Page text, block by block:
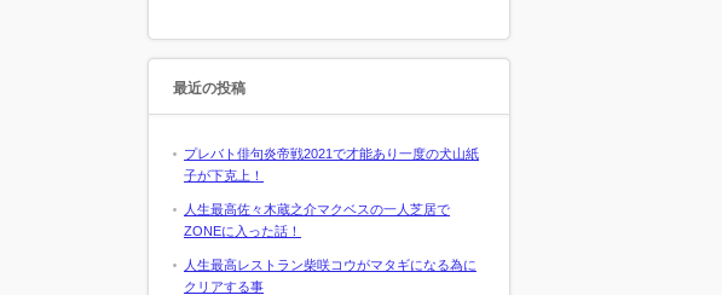
最近の投稿
プレバト俳句炎帝戦2021で才能あり一度の犬山紙
子が下克上！
人生最高佐々木蔵之介マクベスの一人芝居で
ZONEに入った話！
人生最高レストラン柴咲コウがマタギになる為に
クリアする事